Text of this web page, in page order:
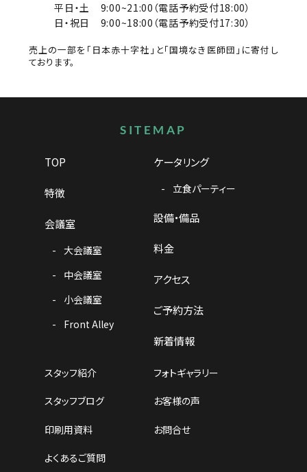
平日・土
9:00~21:00（電話予約受付18:00）
日・祝日
9:00~18:00（電話予約受付17:30）
売上の一部を「日本赤十字社」と「国境なき医師団」に寄付し
ております。
サイトマップ
SITEMAP
TOP
特徴
会議室
大会議室
中会議室
小会議室
Front Alley
ケータリング
立食パーティー
設備・備品
料金
アクセス
ご予約方法
新着情報
スタッフ紹介
スタッフブログ
印刷用資料
よくあるご質問
フォトギャラリー
お客様の声
お問合せ